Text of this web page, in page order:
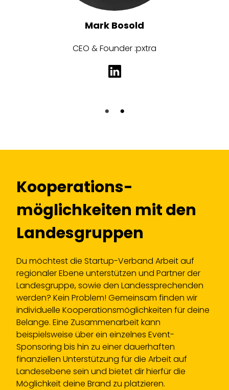
Mark Bosold
CEO & Founder :pxtra
Kooperations­
möglichkeiten mit den
Landesgruppen
Du möchtest die Startup-Verband Arbeit auf
regionaler Ebene unterstützen und Partner der
Landesgruppe, sowie den Landessprechenden
werden? Kein Problem! Gemeinsam finden wir
individuelle Kooperationsmöglichkeiten für deine
Belange. Eine Zusammenarbeit kann
beispielsweise über ein einzelnes Event-
Sponsoring bis hin zu einer dauerhaften
finanziellen Unterstützung für die Arbeit auf
Landesebene sein und bietet dir hierfür die
Möglichkeit deine Brand zu platzieren.